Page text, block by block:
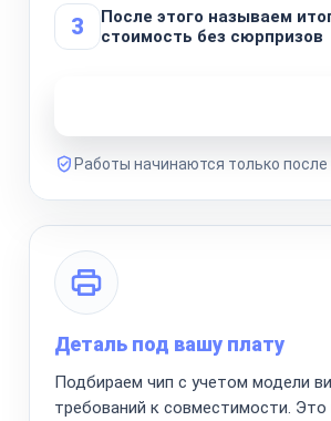
3
После этого называем
стоимость без сюрпризов
Работы начинаются только после
Деталь под вашу плату
Подбираем чип с учетом модели
требований к совместимости.